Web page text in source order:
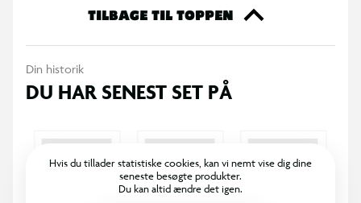
Specifikationer
Cykelhjelm med 3D-design
Egnet til cykling, løbehjul og lignende aktiviteter
Ventilationsåbninger for luftcirkulation
TILBAGE TIL TOPPEN
Din historik
DU HAR SENEST SET PÅ
Hvis du tillader statistiske cookies, kan vi nemt vise dig dine
seneste besøgte produkter.
Du kan altid ændre det igen.